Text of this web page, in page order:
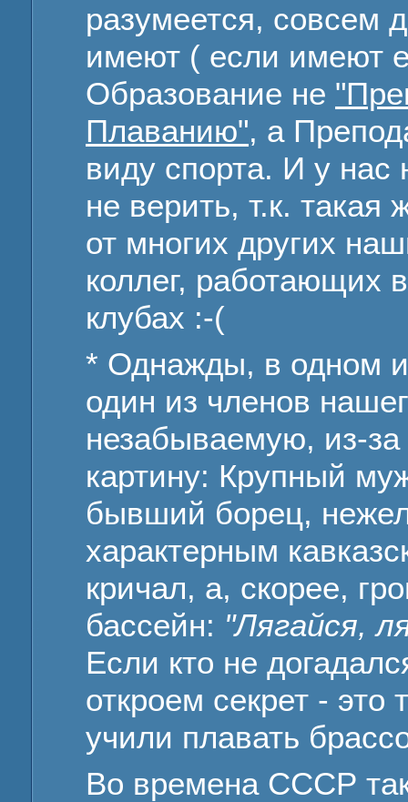
разумеется, совсем
имеют ( если имеют
Образование не
Плаванию", а
виду спорта. И у нас
не верить, т.к.
от многих других
коллег, работающих
клубах :-(
* Однажды, в одном
один из членов
незабываемую, из-
картину: Крупный
бывший борец,
характерным
кричал, а, скорее,
бассейн: "Лягайся,
Если кто не
откроем секрет - это
учили плавать
Во времена СССР